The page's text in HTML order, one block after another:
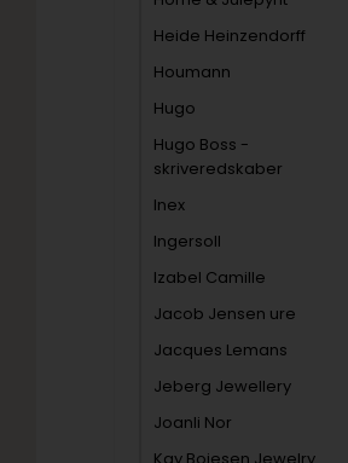
Heide Heinzendorff
Houmann
Hugo
Hugo Boss -
skriveredskaber
Inex
Ingersoll
Izabel Camille
Jacob Jensen ure
Jacques Lemans
Jeberg Jewellery
Joanli Nor